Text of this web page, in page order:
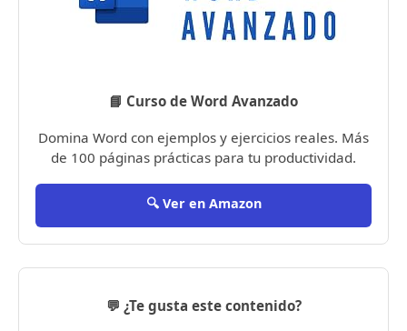
📘 Curso de Word Avanzado
Domina Word con ejemplos y ejercicios reales. Más
de 100 páginas prácticas para tu productividad.
🔍 Ver en Amazon
💬 ¿Te gusta este contenido?